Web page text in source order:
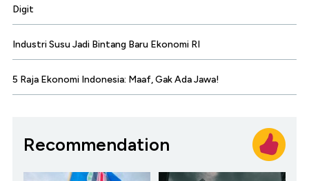
Digit
Industri Susu Jadi Bintang Baru Ekonomi RI
5 Raja Ekonomi Indonesia: Maaf, Gak Ada Jawa!
Recommendation